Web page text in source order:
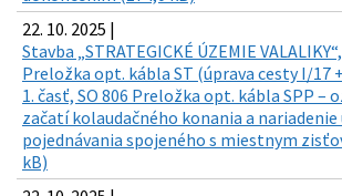
22. 10. 2025 |
Stavba „STRATEGICKÉ ÚZEMIE
Preložka opt. kábla ST (úprava cesty I/17
1. časť, SO 806 Preložka opt. kábla SPP –
začatí kolaudačného konania a
pojednávania spojeného s miestnym
kB)